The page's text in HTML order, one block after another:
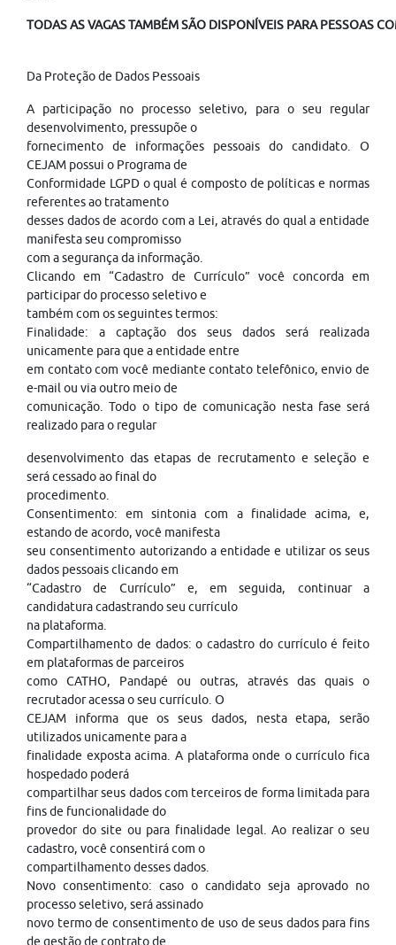
TODAS AS VAGAS TAMBÉM SÃO DISPONÍVEIS PARA PESSOAS
Da Proteção de Dados Pessoais
A participação no processo seletivo, para o seu regular
desenvolvimento, pressupõe o
fornecimento de informações pessoais do candidato. O
CEJAM possui o Programa de
Conformidade LGPD o qual é composto de políticas e normas
referentes ao tratamento
desses dados de acordo com a Lei, através do qual a entidade
manifesta seu compromisso
com a segurança da informação.
Clicando em “Cadastro de Currículo” você concorda em
participar do processo seletivo e
também com os seguintes termos:
Finalidade: a captação dos seus dados será realizada
unicamente para que a entidade entre
em contato com você mediante contato telefônico, envio de
e-mail ou via outro meio de
comunicação. Todo o tipo de comunicação nesta fase será
realizado para o regular
desenvolvimento das etapas de recrutamento e seleção e
será cessado ao final do
procedimento.
Consentimento: em sintonia com a finalidade acima, e,
estando de acordo, você manifesta
seu consentimento autorizando a entidade e utilizar os seus
dados pessoais clicando em
“Cadastro de Currículo” e, em seguida, continuar a
candidatura cadastrando seu currículo
na plataforma.
Compartilhamento de dados: o cadastro do currículo é feito
em plataformas de parceiros
como CATHO, Pandapé ou outras, através das quais o
recrutador acessa o seu currículo. O
CEJAM informa que os seus dados, nesta etapa, serão
utilizados unicamente para a
finalidade exposta acima. A plataforma onde o currículo fica
hospedado poderá
compartilhar seus dados com terceiros de forma limitada para
fins de funcionalidade do
provedor do site ou para finalidade legal. Ao realizar o seu
cadastro, você consentirá com o
compartilhamento desses dados.
Novo consentimento: caso o candidato seja aprovado no
processo seletivo, será assinado
novo termo de consentimento de uso de seus dados para fins
de gestão de contrato de